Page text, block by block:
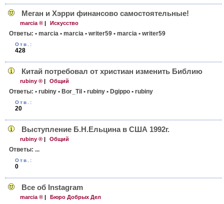
Меган и Хэрри финансово самосто­ятельные!
marcia ® | Искусство
Ответы: • marcia • marcia • writer59 • marcia • writer59
Отв.:
428
Китай потребовал от христиан изменить Библию
rubiny ® | Общий
Ответы: • rubiny • Bor_Til • rubiny • Dgippo • rubiny
Отв.:
20
Выступление Б.Н.Ельцина в США 1992г.
rubiny ® | Общий
Ответы: ...
Отв.:
0
Все об Instagram
marcia ® | Бюро Добрых Дел